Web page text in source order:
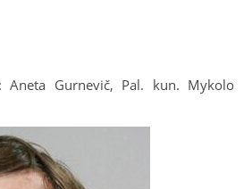
Aneta Gurnevič, Pal. kun. Mykolo